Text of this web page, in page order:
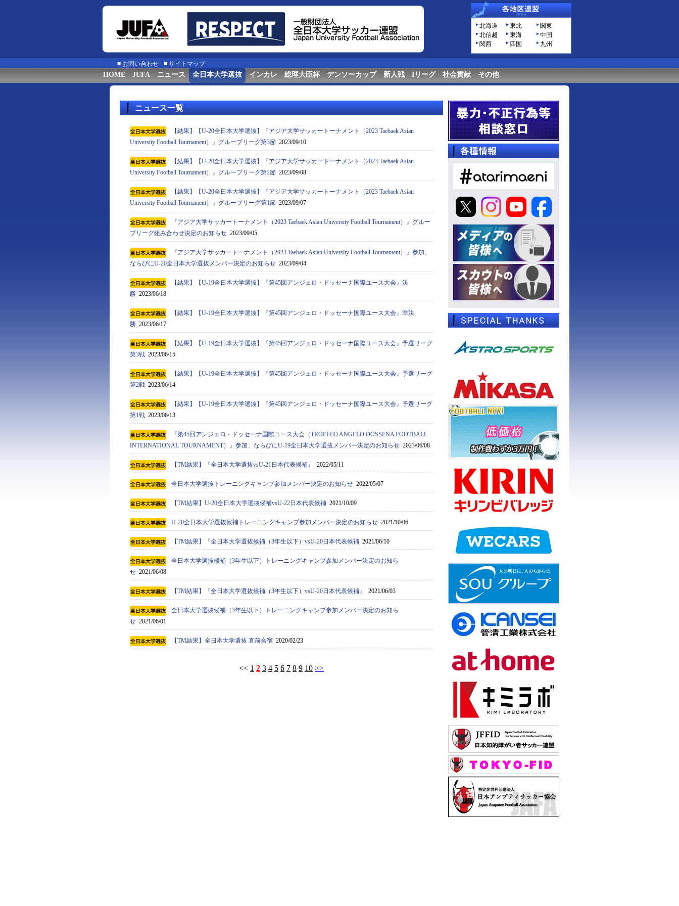
北海道 東北
関東
北信越
東海
中国
関西
四国 九州
■ お問い合わせ ■ サイトマップ
HOME JUFA ニュース 全日本大学選抜 インカレ 総理大臣杯 デンソーカップ 新人戦 Iリーグ 社会貢献 その他
ニュース一覧
【結果】【U-20全日本大学選抜】『アジア⼤学サッカートーナメント（2023 Taebaek Asian
University Football Tournament）』グループリーグ第3節 2023/09/10
【結果】【U-20全日本大学選抜】『アジア⼤学サッカートーナメント（2023 Taebaek Asian
University Football Tournament）』グループリーグ第2節 2023/09/08
【結果】【U-20全日本大学選抜】『アジア⼤学サッカートーナメント（2023 Taebaek Asian
University Football Tournament）』グループリーグ第1節 2023/09/07
『アジア⼤学サッカートーナメント（2023 Taebaek Asian University Football Tournament）』グルー
プリーグ組み合わせ決定のお知らせ 2023/09/05
『アジア⼤学サッカートーナメント（2023 Taebaek Asian University Football Tournament）』参加、
ならびにU-20全日本大学選抜メンバー決定のお知らせ 2023/09/04
【結果】【U-19全日本大学選抜】『第45回アンジェロ・ドッセーナ国際ユース大会』決
勝 2023/06/18
【結果】【U-19全日本大学選抜】『第45回アンジェロ・ドッセーナ国際ユース大会』準決
勝 2023/06/17
【結果】【U-19全日本大学選抜】『第45回アンジェロ・ドッセーナ国際ユース大会』予選リーグ
第3戦 2023/06/15
【結果】【U-19全日本大学選抜】『第45回アンジェロ・ドッセーナ国際ユース大会』予選リーグ
第2戦 2023/06/14
【結果】【U-19全日本大学選抜】『第45回アンジェロ・ドッセーナ国際ユース大会』予選リーグ
第1戦 2023/06/13
『第45回アンジェロ・ドッセーナ国際ユース大会（TROFFEO ANGELO DOSSENA FOOTBALL
INTERNATIONAL TOURNAMENT）』参加、ならびにU-19全日本大学選抜メンバー決定のお知らせ 2023/06/08
【TM結果】『全日本大学選抜vsU-21日本代表候補』 2022/05/11
全日本大学選抜トレーニングキャンプ参加メンバー決定のお知らせ 2022/05/07
【TM結果】U-20全日本大学選抜候補vsU-22日本代表候補 2021/10/09
U-20全日本大学選抜候補トレーニングキャンプ参加メンバー決定のお知らせ 2021/10/06
【TM結果】『全日本大学選抜候補（3年生以下）vsU-20日本代表候補 2021/06/10
全日本大学選抜候補（3年生以下）トレーニングキャンプ参加メンバー決定のお知ら
せ 2021/06/08
【TM結果】『全日本大学選抜候補（3年生以下）vsU-20日本代表候補』 2021/06/03
全日本大学選抜候補（3年生以下）トレーニングキャンプ参加メンバー決定のお知ら
せ 2021/06/01
【TM結果】全日本大学選抜 直前合宿 2020/02/23
<< 1 2 3 4 5 6 7 8 9 10 >>